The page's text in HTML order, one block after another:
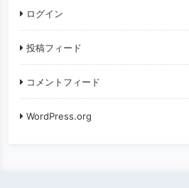
ログイン
投稿フィード
コメントフィード
WordPress.org